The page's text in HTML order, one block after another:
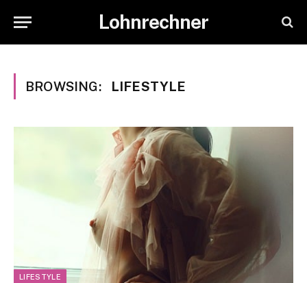
Lohnrechner
BROWSING: LIFESTYLE
LIFESTYLE